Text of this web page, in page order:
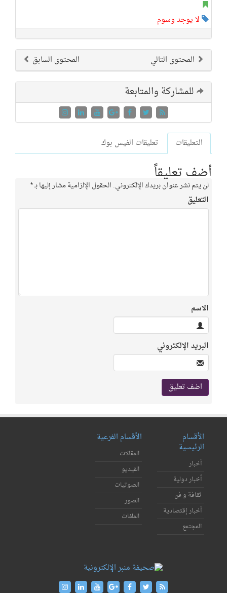
لا يوجد وسوم
المحتوى السابق المحتوى التالي
للمشاركة والمتابعة
التعليقات تعليقات الفيس بوك
أضف تعليقاً
لن يتم نشر عنوان بريدك الإلكتروني. الحقول الإلزامية مشار إليها بـ*
التعليق
الاسم
البريد الإلكتروني
الأقسام
الرئيسية
أخبار
أخبار دولية
ثقافة و فن
أخبار إقتصادية
المجتمع
الأقسام الفرعية
المقالات
الفيديو
الصوتيات
الصور
الملفات